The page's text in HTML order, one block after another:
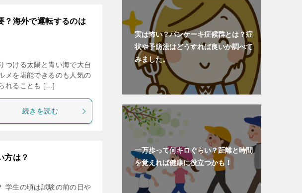
？海外で運転するのは
つける太陽と青い海で大自
メを堪能できるのも人気の
れることも […]
続きを読む
方は？
学生の頃は試験の前の日や
実は怖い？パンケーキ症候群とは？症
状や予防法はどうすれば良いか調べて
みました。
一万歩って何キロぐらい？距離と時間
を覚えれば健康に役立つかも！